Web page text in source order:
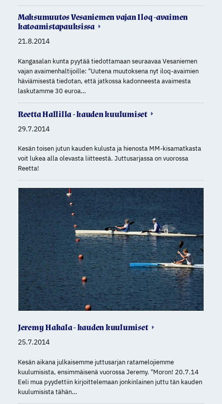
Maksumuutos Vesaniemen vajan Iloq -avaimen
katoamistapauksissa
21.8.2014
Kangasalan kunta pyytää tiedottamaan seuraavaa Vesaniemen
vajan avaimenhaltijoille: "Uutena muutoksena nyt iloq-avaimien
häviämisestä tiedotan, että jatkossa kadonneesta avaimesta
laskutamme 30 euroa…
Reetta Hallilla - kauden kuulumiset
29.7.2014
Kesän toisen jutun kauden kulusta ja hienosta MM-kisamatkasta
voit lukea alla olevasta liitteestä. Juttusarjassa on vuorossa
Reetta!
Jeremy Hakala - kauden kuulumiset
25.7.2014
Kesän aikana julkaisemme juttusarjan ratamelojiemme
kuulumisista, ensimmäisenä vuorossa Jeremy. "Moron! 20.7.14
Eeli mua pyydettiin kirjoittelemaan jonkinlainen juttu tän kauden
kuulumisista tähän…